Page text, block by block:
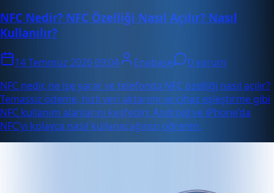
NFC Nedir? NFC Özelliği Nasıl Açılır? Nasıl
Kullanılır?
14 Temmuz 2026 09:04 Enabase
0 yorum
NFC nedir, ne işe yarar ve telefonda NFC özelliği nasıl açılır?
Temassız ödeme, hızlı veri aktarımı ve cihaz eşleştirme gibi
NFC kullanım alanlarını keşfedin; Android ve iPhone’da
NFC’yi kolayca nasıl kullanacağınızı öğrenin.